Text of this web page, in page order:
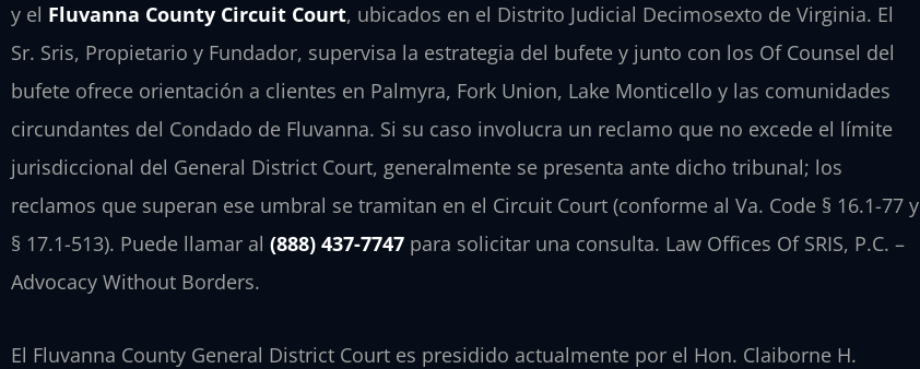
y el Fluvanna County Circuit Court, ubicados en el Distrito Judicial Decimosexto de Virginia. El
Sr. Sris, Propietario y Fundador, supervisa la estrategia del bufete y junto con los Of Counsel del
bufete ofrece orientación a clientes en Palmyra, Fork Union, Lake Monticello y las comunidades
circundantes del Condado de Fluvanna. Si su caso involucra un reclamo que no excede el límite
jurisdiccional del General District Court, generalmente se presenta ante dicho tribunal; los
reclamos que superan ese umbral se tramitan en el Circuit Court (conforme al Va. Code § 16.1-77 y
§ 17.1-513). Puede llamar al (888) 437-7747 para solicitar una consulta. Law Offices Of SRIS, P.C. –
Advocacy Without Borders.
El Fluvanna County General District Court es presidido actualmente por el Hon. Claiborne H.